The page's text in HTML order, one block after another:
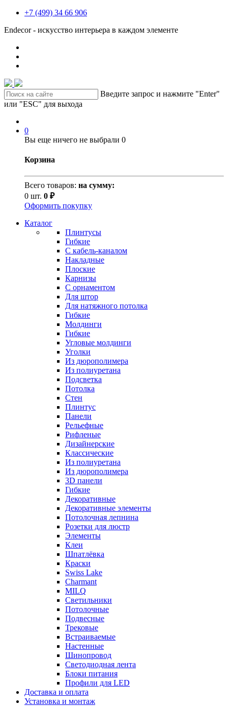
+7 (499) 34 66 906
Endecor - искусство интерьера в каждом элементе
Введите запрос и нажмите "Enter"
или "ESC" для выхода
0
Вы еще ничего не выбрали 0
Корзина
Всего товаров: на сумму:
0 шт. 0 ₽
Оформить покупку
Каталог
Плинтусы
Гибкие
C кабель-каналом
Накладные
Плоские
Карнизы
С орнаментом
Для штор
Для натяжного потолка
Гибкие
Молдинги
Гибкие
Угловые молдинги
Уголки
Из дюрополимера
Из полиуретана
Подсветка
Потолка
Стен
Плинтус
Панели
Рельефные
Рифленые
Дизайнерские
Классические
Из полиуретана
Из дюрополимера
3D панели
Гибкие
Декоративные
Декоративные элементы
Потолочная лепнина
Розетки для люстр
Элементы
Клеи
Шпатлёвка
Краски
Swiss Lake
Charmant
MILQ
Светильники
Потолочные
Подвесные
Трековые
Встраиваемые
Настенные
Шинопровод
Светодиодная лента
Блоки питания
Профили для LED
Доставка и оплата
Установка и монтаж